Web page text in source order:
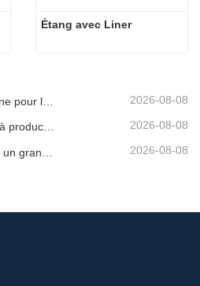
Étang avec Liner
2026-08-08
Usine de revêtement HDPE à production rapide 2026-08-08
2026-08-08